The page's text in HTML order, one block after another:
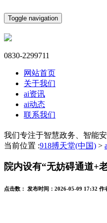
Toggle navigation
0830-2299711
网站首页
关于我们
ai资讯
ai动态
联系我们
我们专注于智慧政务、智能
当前位置 :918搏天堂(中国) >
院内设有“无妨碍通道+
点击数： 发布时间： 2026-05-09 17:32 作